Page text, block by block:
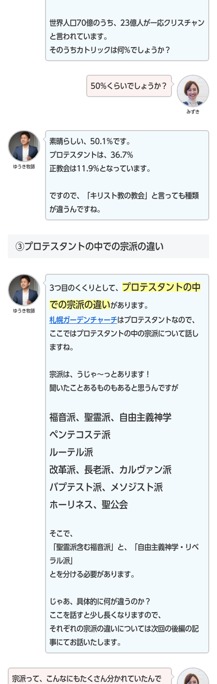
世界人口70億のうち、23億人が一応クリスチャン
と言われています。
そのうちカトリックは何%でしょうか？
みずき
50%くらいでしょうか？
ゆうき牧師
素晴らしい、50.1%です。
プロテスタントは、36.7%
正教会は11.9%となっています。
ですので、「キリスト教の教会」と言っても種類
が違うんですね。
③プロテスタントの中での宗派の違い
ゆうき牧師
3つ目のくくりとして、 プロテスタントの中
での宗派の違いがあります。
札幌ガーデンチャーチはプロテスタントなので、
ここではプロテスタントの中の宗派について話し
ますね。
宗派は、うじゃ～っとあります！
聞いたことあるものもあると思うんですが
福音派、聖霊派、自由主義神学
ペンテコステ派
ルーテル派
改革派、長老派、カルヴァン派
バプテスト派、メソジスト派
ホーリネス、聖公会
そこで、
「聖霊派含む福音派」と、「自由主義神学・リベ
ラル派」
とを分ける必要があります。
じゃあ、具体的に何が違うのか？
ここを話すと少し長くなりますので、
それぞれの宗派の違いについては次回の後編の記
事にてお話いたします。
宗派って、こんなにもたくさん分かれていたんで